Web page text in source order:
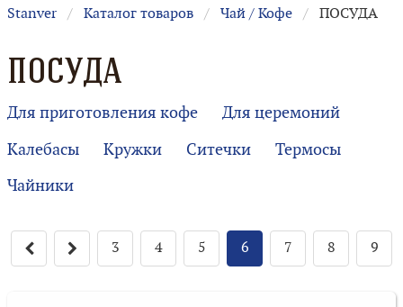
Stanver Каталог товаров Чай / Кофе ПОСУДА
ПОСУДА
Для приготовления кофе
Для церемоний
Калебасы
Кружки Ситечки
Термосы
Чайники
3 4 5 6 7 8 9